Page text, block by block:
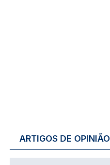
ARTIGOS DE OPINIÃO